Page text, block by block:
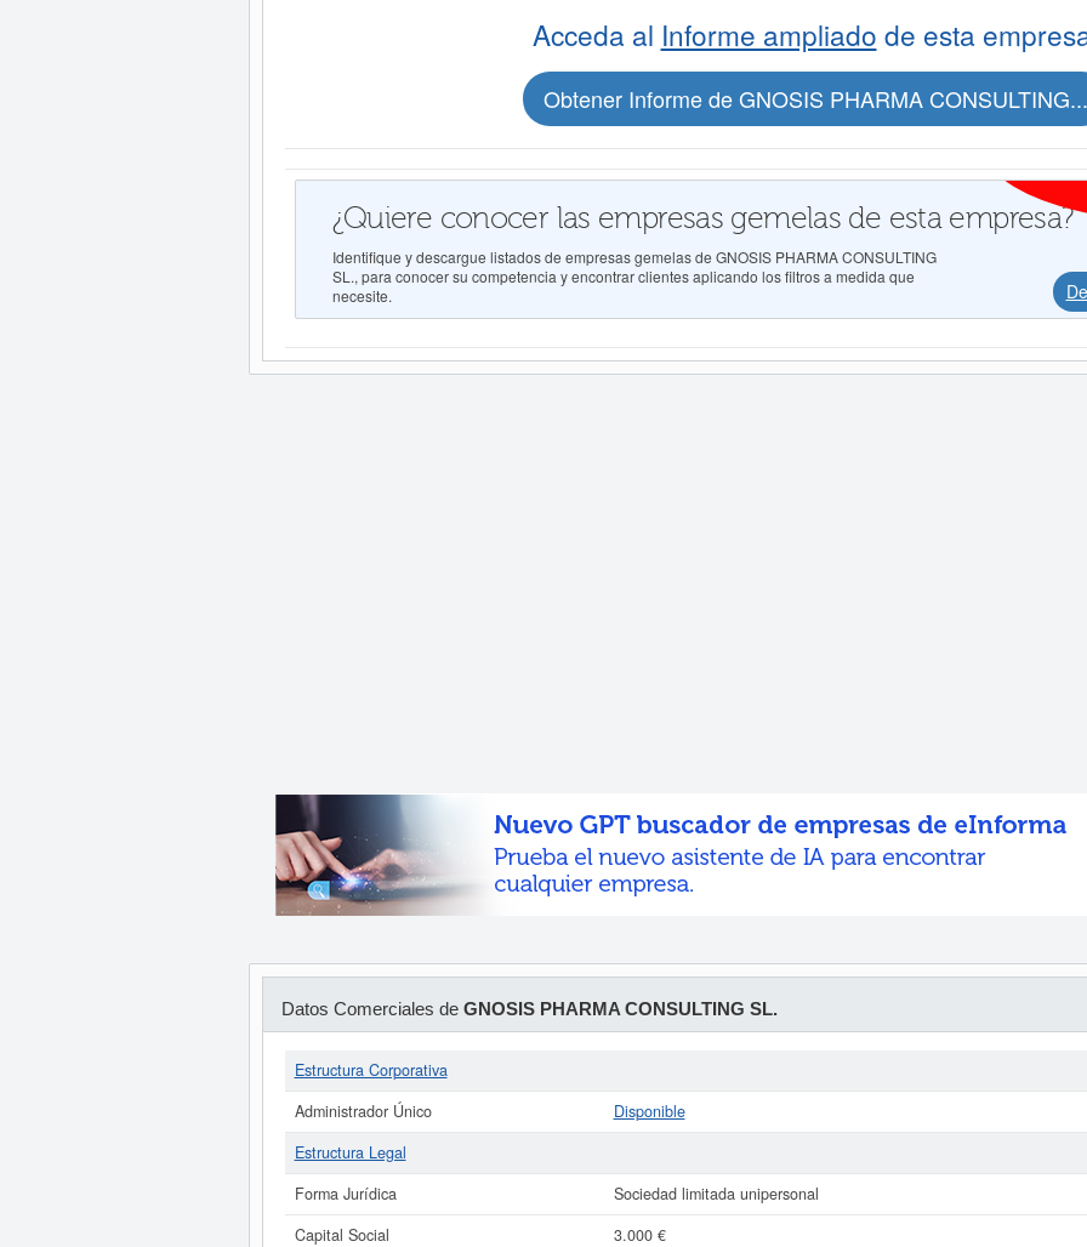
Acceda al Informe ampliado de esta
Obtener Informe de GNOSIS PHARMA CONSULTING...
¿Quiere conocer las empresas gemelas de esta empresa?
Identifique y descargue listados de empresas gemelas de GNOSIS PHARMA CONSULTING
SL., para conocer su competencia y encontrar clientes aplicando los filtros a medida que
necesite.
Datos Comerciales de GNOSIS PHARMA CONSULTING SL.
Estructura Corporativa
Administrador Único
Disponible
Estructura Legal
Forma Jurídica
Sociedad limitada unipersonal
Capital Social
3.000 €